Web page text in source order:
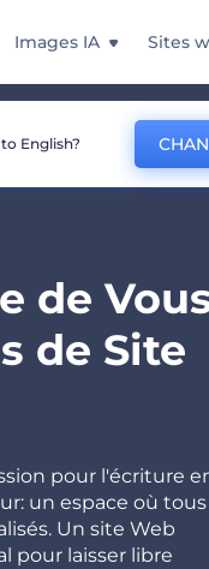
Images IA Sites
de
de Site
pour l'écriture
un espace où tous
Un site Web
pour laisser libre
English?